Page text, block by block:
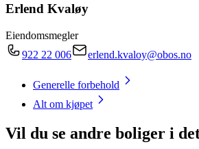
Erlend Kvaløy
Eiendomsmegler
922 22 006
erlend.kvaloy@obos.no
Generelle forbehold
Alt om kjøpet
Vil du se andre boliger i